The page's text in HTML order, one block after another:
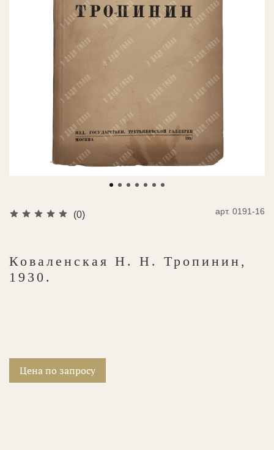
(0) арт. 0191-16
Коваленская Н. Н. Тропинин,
1930.
Цена по запросу